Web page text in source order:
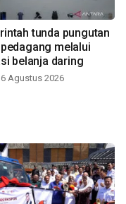
tunda pungutan
melalui
belanja daring
Agustus 2026